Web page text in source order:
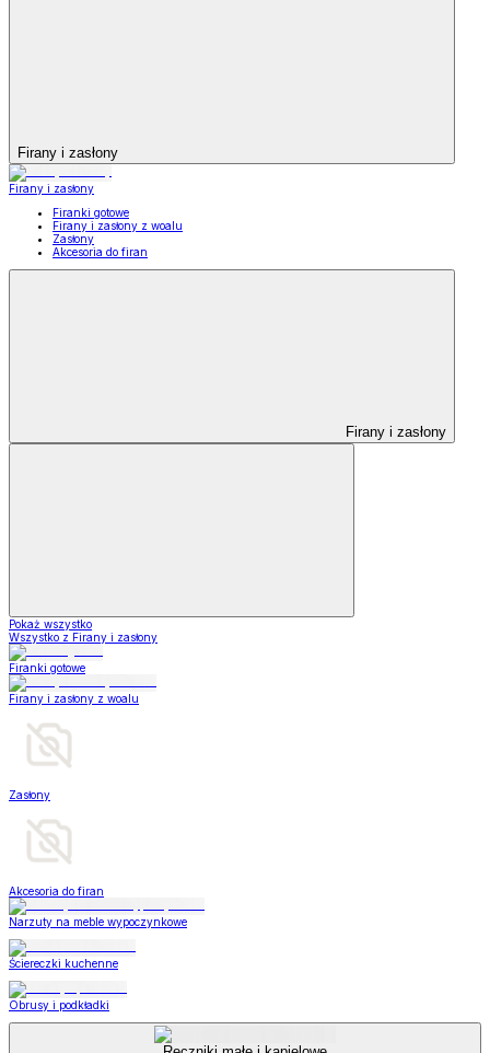
Firany i zasłony
Firany i zasłony
Firanki gotowe
Firany i zasłony z woalu
Zasłony
Akcesoria do firan
Firany i zasłony
Pokaż wszystko
Wszystko z Firany i zasłony
Firanki gotowe
Firany i zasłony z woalu
Zasłony
Akcesoria do firan
Narzuty na meble wypoczynkowe
Ściereczki kuchenne
Obrusy i podkładki